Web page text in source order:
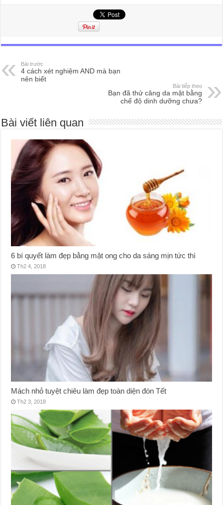
Bài trước
4 cách xét nghiệm AND mà bạn
nên biết
Bài tiếp theo
Bạn đã thử căng da mặt bằng
chế độ dinh dưỡng chưa?
Bài viết liên quan
6 bí quyết làm đẹp bằng mật ong cho da sáng mịn tức thì
Th2 4, 2018
Mách nhỏ tuyệt chiêu làm đẹp toàn diện đón Tết
Th2 3, 2018